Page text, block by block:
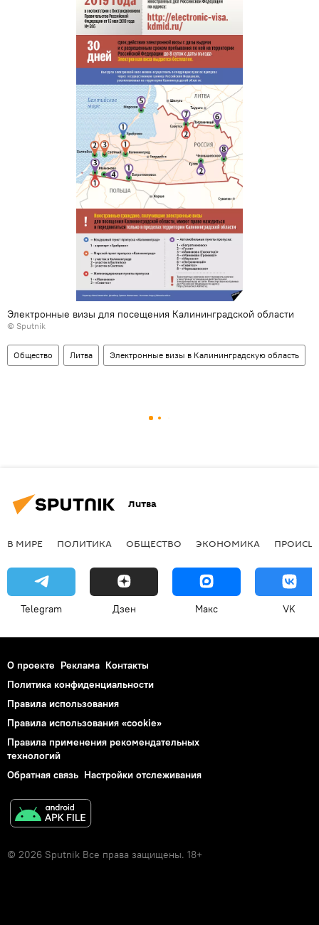
Электронные визы для посещения Калининградской области
© Sputnik
Общество Литва Электронные визы в Калининградскую область
Литва
В МИРЕ ПОЛИТИКА ОБЩЕСТВО ЭКОНОМИКА
Telegram Дзен Макс VK
О проекте Реклама Контакты
Политика конфиденциальности
Правила использования
Правила использования «cookie»
Правила применения рекомендательных
технологий
Обратная связь Настройки отслеживания
© 2026 Sputnik Все права защищены. 18+